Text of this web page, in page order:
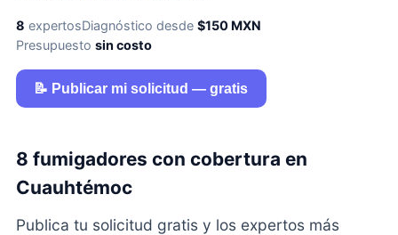
8 expertosDiagnóstico desde $150 MXN
Presupuesto sin costo
📝 Publicar mi solicitud — gratis
8 fumigadores con cobertura en
Cuauhtémoc
Publica tu solicitud gratis y los expertos más